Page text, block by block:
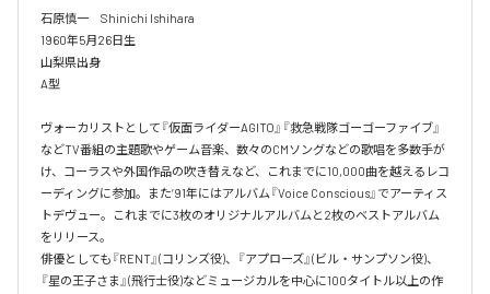
石原慎一　Shinichi Ishihara
1960年5月26日生
山梨県出身
A型
ヴォーカリストとして『仮面ライダーAGITO』『救急戦隊ゴーゴーファイブ』
などTV番組の主題歌やゲーム音楽、数々のCMソングなどの歌唱を多数手が
け、コーラスや外国作品の吹き替えなど、これまでに10,000曲を越えるレコ
ーディングに参加。また‘91年にはアルバム『Voice Conscious』でアーティス
トデヴュー。これまでに3枚のオリジナルアルバムと2枚のベストアルバム
をリリース。
俳優としても『RENT』(コリンズ役)、『アプローズ』(ビル・サンプソン役)、
『星の王子さま』(飛行士役)などミュージカルを中心に100タイトル以上の作